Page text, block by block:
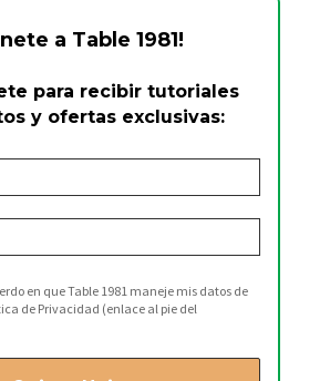
a Table 1981!
para recibir tutoriales
y ofertas exclusivas:
en que Table 1981 maneje mis datos de
de Privacidad (enlace al pie del